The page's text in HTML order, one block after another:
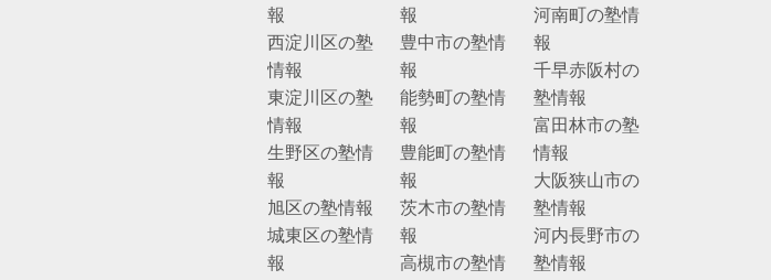
報
西淀川区の塾
情報
東淀川区の塾
情報
生野区の塾情
報
旭区の塾情報
城東区の塾情
報
報
豊中市の塾情
報
能勢町の塾情
報
豊能町の塾情
報
茨木市の塾情
報
高槻市の塾情
河南町の塾情
報
千早赤阪村の
塾情報
富田林市の塾
情報
大阪狭山市の
塾情報
河内長野市の
塾情報